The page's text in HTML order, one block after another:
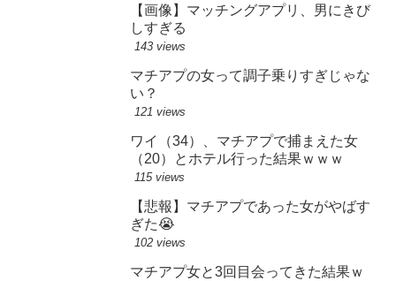
【画像】マッチングアプリ、男にきび
しすぎる
143 views
マチアプの女って調子乗りすぎじゃな
い？
121 views
ワイ（34）、マチアプで捕まえた女
（20）とホテル行った結果ｗｗｗ
115 views
【悲報】マチアプであった女がやばす
ぎた😭
102 views
マチアプ女と3回目会ってきた結果ｗ